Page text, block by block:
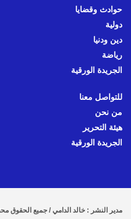
حوادث وقضايا
دولية
دين ودنيا
رياضة
الجريدة الورقية
للتواصل معنا
من نحن
هيئة التحرير
الجريدة الورقية
مدير النشر : خالد الدامي / جميع الحقوق